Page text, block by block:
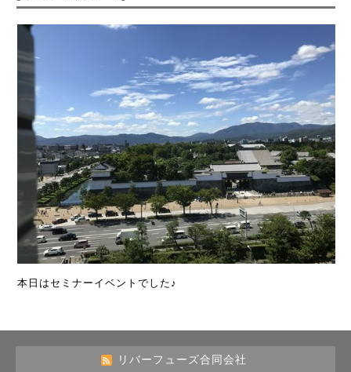
本日はセミナーイベントでした♪
リバーフューズ合同会社